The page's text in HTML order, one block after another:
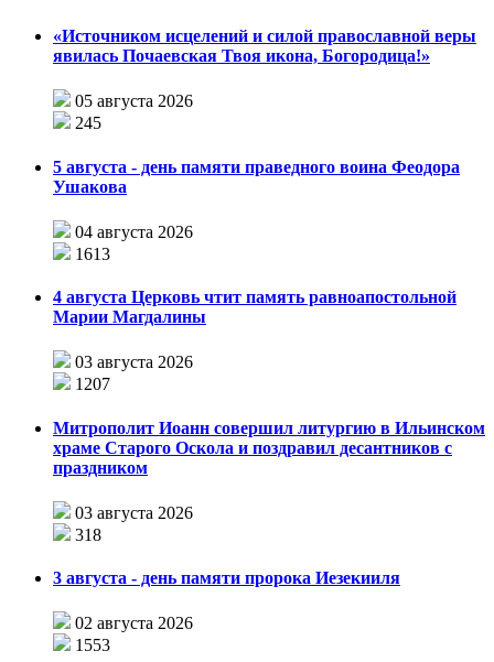
«Источником исцелений и силой православной веры
явилась Почаевская Твоя икона, Богородица!»
05 августа 2026
245
5 августа - день памяти праведного воина Феодора
Ушакова
04 августа 2026
1613
4 августа Церковь чтит память равноапостольной
Марии Магдалины
03 августа 2026
1207
Митрополит Иоанн совершил литургию в Ильинском
храме Старого Оскола и поздравил десантников с
праздником
03 августа 2026
318
3 августа - день памяти пророка Иезекииля
02 августа 2026
1553